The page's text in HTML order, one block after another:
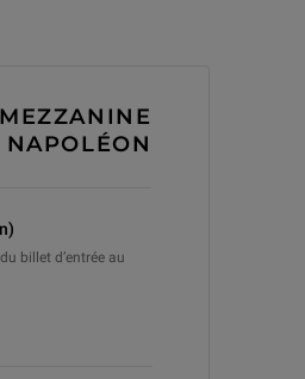
MEZZANINE
NAPOLÉON
billet d’entrée au